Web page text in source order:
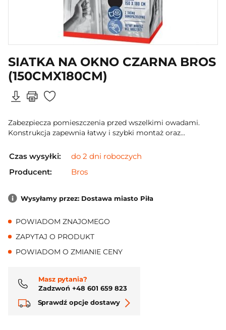
SIATKA NA OKNO CZARNA BROS
(150CMX180CM)
Zabezpiecza pomieszczenia przed wszelkimi owadami.
Konstrukcja zapewnia łatwy i szybki montaż oraz...
Czas wysyłki:
do 2 dni roboczych
Producent:
Bros
Wysyłamy przez: Dostawa miasto Piła
POWIADOM ZNAJOMEGO
ZAPYTAJ O PRODUKT
POWIADOM O ZMIANIE CENY
Masz pytania?
Zadzwoń +48 601 659 823
Sprawdź opcje dostawy